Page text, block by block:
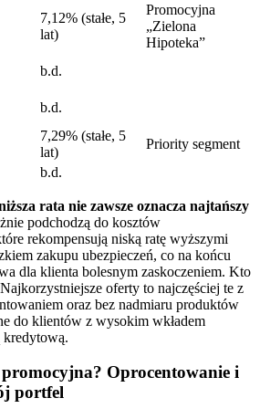
7,12% (stałe, 5
lat)
Promocyjna
„Zielona
Hipoteka”
b.d.
b.d.
7,29% (stałe, 5
lat)
Priority segment
b.d.
rata nie zawsze oznacza najtańszy
podchodzą do kosztów
rekompensują niską ratę wyższymi
zakupu ubezpieczeń, co na końcu
dla klienta bolesnym zaskoczeniem. Kto
oferty to najczęściej te z
oraz bez nadmiaru produktów
do klientów z wysokim wkładem
kredytową.
promocyjna? Oprocentowanie i
portfel